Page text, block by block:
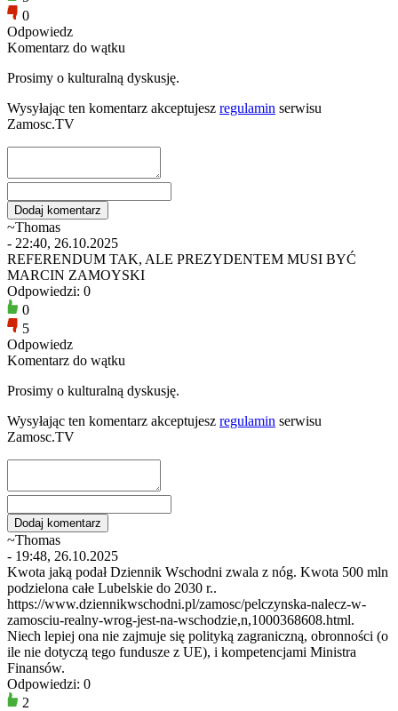
0
Odpowiedz
Komentarz do wątku
Prosimy o kulturalną dyskusję.
Wysyłając ten komentarz akceptujesz regulamin serwisu
Zamosc.TV
~Thomas
- 22:40, 26.10.2025
REFERENDUM TAK, ALE PREZYDENTEM MUSI BYĆ
MARCIN ZAMOYSKI
Odpowiedzi: 0
0
5
Odpowiedz
Komentarz do wątku
Prosimy o kulturalną dyskusję.
Wysyłając ten komentarz akceptujesz regulamin serwisu
Zamosc.TV
~Thomas
- 19:48, 26.10.2025
Kwota jaką podał Dziennik Wschodni zwala z nóg. Kwota 500 mln
podzielona całe Lubelskie do 2030 r..
https://www.dziennikwschodni.pl/zamosc/pelczynska-nalecz-w-
zamosciu-realny-wrog-jest-na-wschodzie,n,1000368608.html.
Niech lepiej ona nie zajmuje się polityką zagraniczną, obronności (o
ile nie dotyczą tego fundusze z UE), i kompetencjami Ministra
Finansów.
Odpowiedzi: 0
2